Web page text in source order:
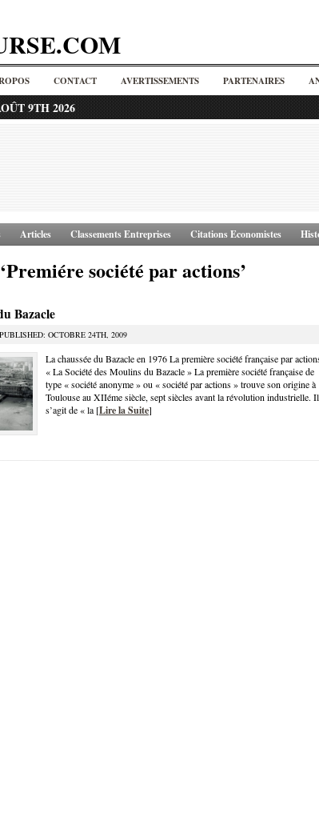
CONTACT AVERTISSEMENTS PARTENAIRES
9TH 2026
Articles Classements Entreprises Citations Economistes
société par actions’
Bazacle
OCTOBRE 24TH, 2009
La chaussée du Bazacle en 1976 La première société française par
« La Société des Moulins du Bazacle » La première société française de
type « société anonyme » ou « société par actions » trouve son origine à
Toulouse au XIIéme siècle, sept siècles avant la révolution industrielle. Il
s’agit de « la [Lire la Suite]